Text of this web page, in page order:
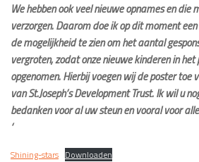
We hebben ook veel nieuwe opnames en die
verzorgen. Daarom doe ik op dit moment
de mogelijkheid te zien om het aantal
vergroten, zodat onze nieuwe kinderen in
opgenomen. Hierbij voegen wij de poster toe
van St.Joseph’s Development Trust. Ik wil u
bedanken voor al uw steun en vooral voor
‘
Shining-stars Downloaden